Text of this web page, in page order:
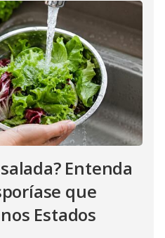
Entenda
que
Estados